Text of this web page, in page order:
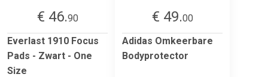
€ 46.90
Everlast 1910 Focus
Pads - Zwart - One
Size
€ 49.00
Adidas Omkeerbare
Bodyprotector